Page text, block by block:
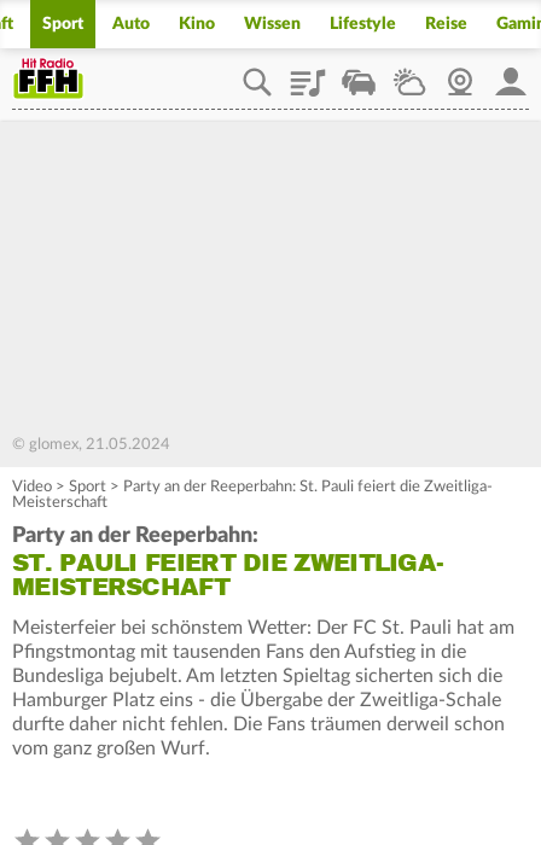
Sport Auto Kino Wissen Lifestyle Reise
PlaylistStaupilotWetterWebcam
© glomex, 21.05.2024
Video > Sport > Party an der Reeperbahn: St. Pauli feiert die Zweitliga-
Meisterschaft
Party an der Reeperbahn:
ST. PAULI FEIERT DIE ZWEITLIGA-
MEISTERSCHAFT
Meisterfeier bei schönstem Wetter: Der FC St. Pauli hat am
Pfingstmontag mit tausenden Fans den Aufstieg in die
Bundesliga bejubelt. Am letzten Spieltag sicherten sich die
Hamburger Platz eins - die Übergabe der Zweitliga-Schale
durfte daher nicht fehlen. Die Fans träumen derweil schon
vom ganz großen Wurf.